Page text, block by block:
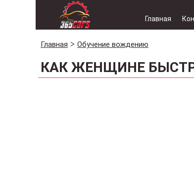
Главная
Главная Обучение вождению
КАК ЖЕНЩИНЕ